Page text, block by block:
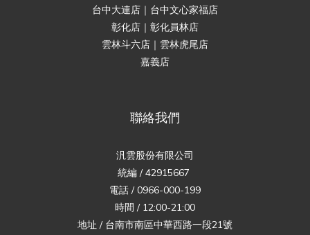
台中大連店｜台中文心家福店
彰化店｜彰化員林店
雲林斗六店｜雲林虎尾店
嘉義店
聯絡我們
汎雲股份有限公司
統編 / 42915667
電話 / 0966-000-199
時間 / 12:00-21:00
地址 / 台南市南區中華西路一段21號